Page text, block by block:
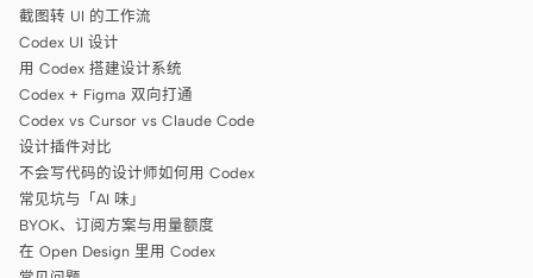
Grok Build
Kimi CLI
DeepSeek TUI
Trae CLI
Aider
Antigravity
截图转 UI 的工作流
Codex UI 设计
用 Codex 搭建设计系统
Codex + Figma 双向打通
Codex vs Cursor vs Claude Code
设计插件对比
不会写代码的设计师如何用 Codex
常见坑与「AI 味」
BYOK、订阅方案与用量额度
在 Open Design 里用 Codex